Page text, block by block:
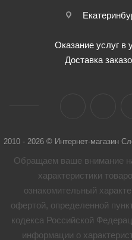
Оказание услуг в
Доставка
2010 - 2026 © Интернет-магазин
Обращаем ваше внимание
характеристики
ознакомительный
офертой, определенной
кодекса Российской
информации о